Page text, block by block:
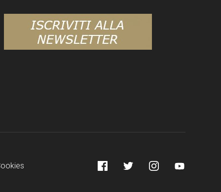
FacebookTwitter InstagramYouTube